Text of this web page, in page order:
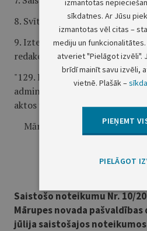
8. Svītrot saistošo noteikumu
9. Izteikt saistošo noteikumu
redakcijā:
"129. Pašvaldības
administratīvos aktus apstrīd
aktos vai dome lēmumos nav
Mārupes novada
Saistošo noteikumu Nr. 10/
Mārupes novada pašvaldības
jūlija saistošajos noteikumos
sīkdatnes. Ar Jūsu
izmantotas vēl citas –
mediju un
atveriet "Pielāgot izvēli".
brīdī mainīt savu izvēli,
vietnē. Plašāk –
PIEŅEMT
PIELĀGOT